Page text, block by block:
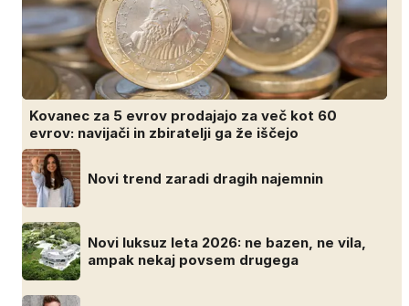
Kovanec za 5 evrov prodajajo za več kot 60
evrov: navijači in zbiratelji ga že iščejo
Novi trend zaradi dragih najemnin
Novi luksuz leta 2026: ne bazen, ne vila,
ampak nekaj povsem drugega